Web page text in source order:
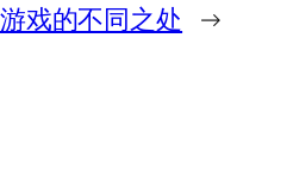
戏的不同之处 →